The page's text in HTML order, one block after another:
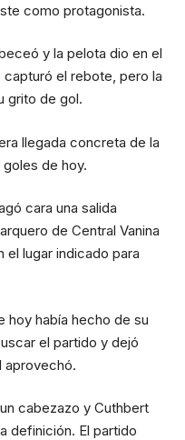
como protagonista.
y la pelota dio en el
el rebote, pero la
grito de gol.
llegada concreta de la
de hoy.
cara una salida
de Central Vanina
lugar indicado para
hoy había hecho de su
el partido y dejó
aprovechó.
cabezazo y Cuthbert
definición. El partido